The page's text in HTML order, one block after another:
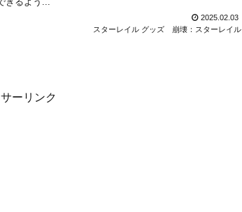
2025.02.03
スターレイル グッズ
崩壊：スターレイル
ーリンク